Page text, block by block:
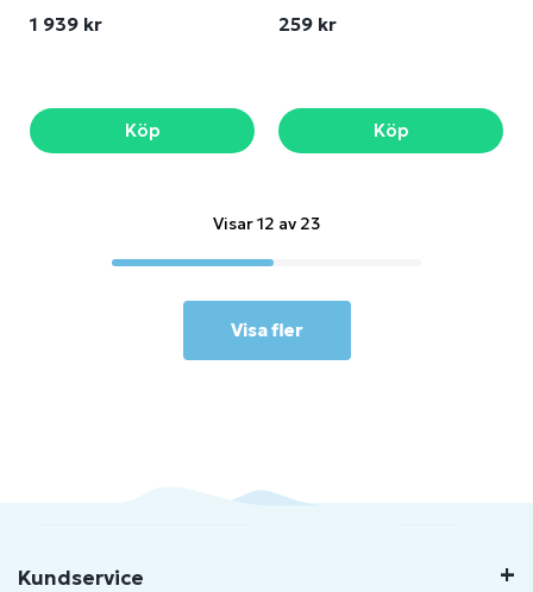
1 939 kr
Köp
259 kr
Köp
Visar 12 av 23
Visa fler
Kundservice